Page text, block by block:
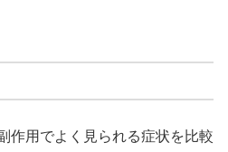
作用でよく見られる症状を比較